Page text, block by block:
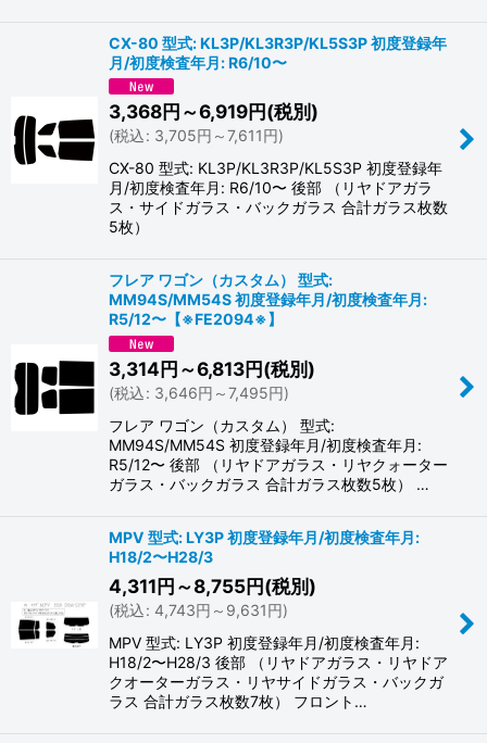
CX-80 型式: KL3P/KL3R3P/KL5S3P 初度登録年
月/初度検査年月: R6/10〜
3,368円～6,919円(税別)
(税込: 3,705円 ～7,611円)
CX-80 型式: KL3P/KL3R3P/KL5S3P 初度登録年
月/初度検査年月: R6/10〜 後部 （リヤドアガラ
ス・サイドガラス・バックガラス 合計ガラス枚数
5枚）
フレア ワゴン（カスタム） 型式:
MM94S/MM54S 初度登録年月/初度検査年月:
R5/12〜【※FE2094※】
3,314円～6,813円(税別)
(税込: 3,646円 ～7,495円)
フレア ワゴン（カスタム） 型式:
MM94S/MM54S 初度登録年月/初度検査年月:
R5/12〜 後部 （リヤドアガラス・リヤクォーター
ガラス・バックガラス 合計ガラス枚数5枚） …
MPV 型式: LY3P 初度登録年月/初度検査年月:
H18/2〜H28/3
4,311円～8,755円(税別)
(税込: 4,743円 ～9,631円)
MPV 型式: LY3P 初度登録年月/初度検査年月:
H18/2〜H28/3 後部 （リヤドアガラス・リヤドア
クオーターガラス・リヤサイドガラス・バックガ
ラス 合計ガラス枚数7枚） フロント…